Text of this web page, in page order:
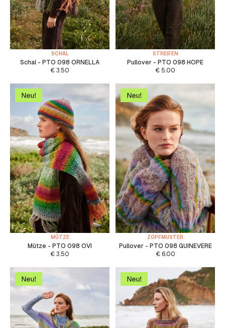
SCHAL
Schal - PTO 098 ORNELLA
€3.50
STREIFEN
Pullover - PTO 098 HOPE
€ 5.00
MÜTZE
Mütze - PTO 098 OVI
€3.50
ZOPFMUSTER
Pullover - PTO 098 GUINEVERE
€6.00